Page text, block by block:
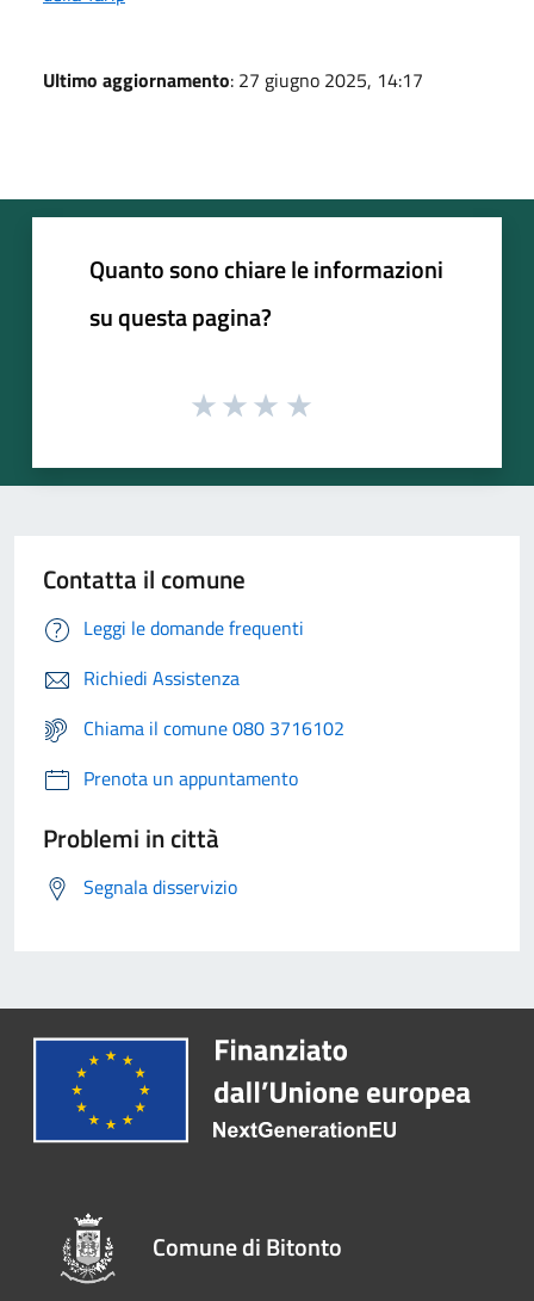
Ultimo aggiornamento: 27 giugno 2025, 14:17
Quanto sono chiare le informazioni
su questa pagina?
Contatta il comune
Leggi le domande frequenti
Richiedi Assistenza
Chiama il comune 080 3716102
Prenota un appuntamento
Problemi in città
Segnala disservizio
Comune di Bitonto